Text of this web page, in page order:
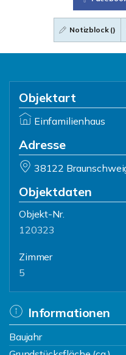
Notizblock ()
Objektart
Einfamilienhaus
Adresse
38122
Objektdaten
Objekt-Nr.
120323
Zimmer
5
Informationen
Baujahr